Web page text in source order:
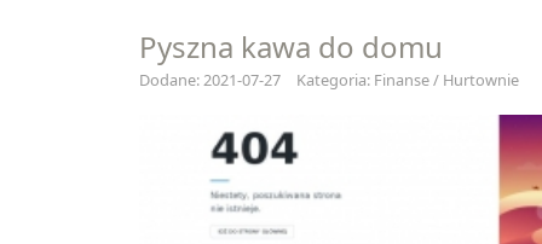
Pyszna kawa do domu
Dodane: 2021-07-27 Kategoria: Finanse / Hurtownie